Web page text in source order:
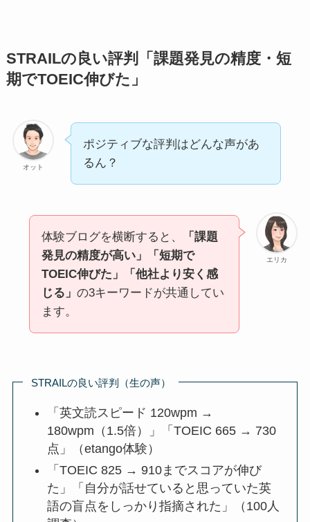
STRAILの良い評判「課題発見の精度・短
期でTOEIC伸びた」
オット
ポジティブな評判はどんな声があ
るん？
エリカ
体験ブログを横断すると、
「課題
発見の精度が高い」「短期で
TOEIC伸びた」「他社より安く感
じる」 の3キーワードが共通してい
ます。
STRAILの良い評判（生の声）
「英文読スピード 120wpm →
180wpm（1.5倍）」「TOEIC 665 → 730
点」（etango体験）
「TOEIC 825 → 910までスコアが伸び
た」「自分が話せていると思っていた英
語の盲点をしっかり指摘された」（100人